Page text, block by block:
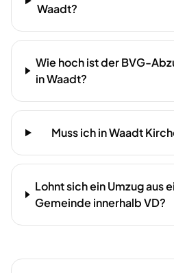
Waadt?
Wie hoch ist der BVG-
in Waadt?
Muss ich in Waadt
Lohnt sich ein Umzug aus
Gemeinde innerhalb VD?